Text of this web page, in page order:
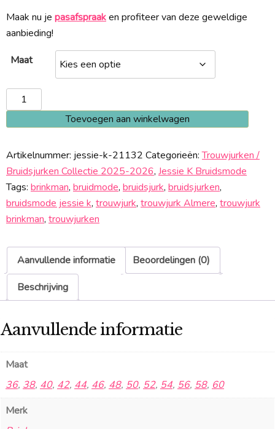
Maak nu je pasafspraaken profiteer van deze geweldige
aanbieding!
Maat
Jessie
K
21132
Toevoegen aan winkelwagen
Artikelnummer: jessie-k-21132 Categorieën:Trouwjurken /
Bruidsjurken Collectie 2025-2026, Jessie K Bruidsmode
Tags: brinkman, bruidmode, bruidsjurk, bruidsjurken,
bruidsmode jessie k, trouwjurk, trouwjurk Almere, trouwjurk
brinkman, trouwjurken
Aanvullende informatie
Beoordelingen (0)
Beschrijving
Aanvullende informatie
Maat
36, 38, 40, 42, 44, 46, 48, 50, 52, 54, 56, 58, 60
Merk